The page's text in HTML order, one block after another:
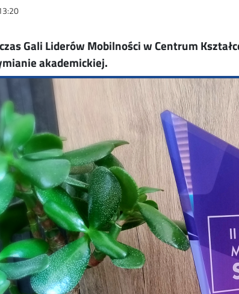
Gali Liderów Mobilności w Centrum
akademickiej.